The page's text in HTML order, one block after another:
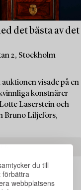
du till
förbättra
webbplatsens
det bästa av det
2, Stockholm
visade på en
konstnärer
Laserstein och
Bruno Liljefors,